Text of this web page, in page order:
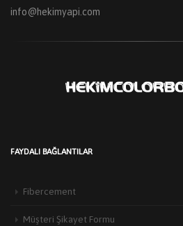
info@hekimyapi.com
FAYDALI BAĞLANTILAR
Fibercement
Müşteri Şikayet Formu